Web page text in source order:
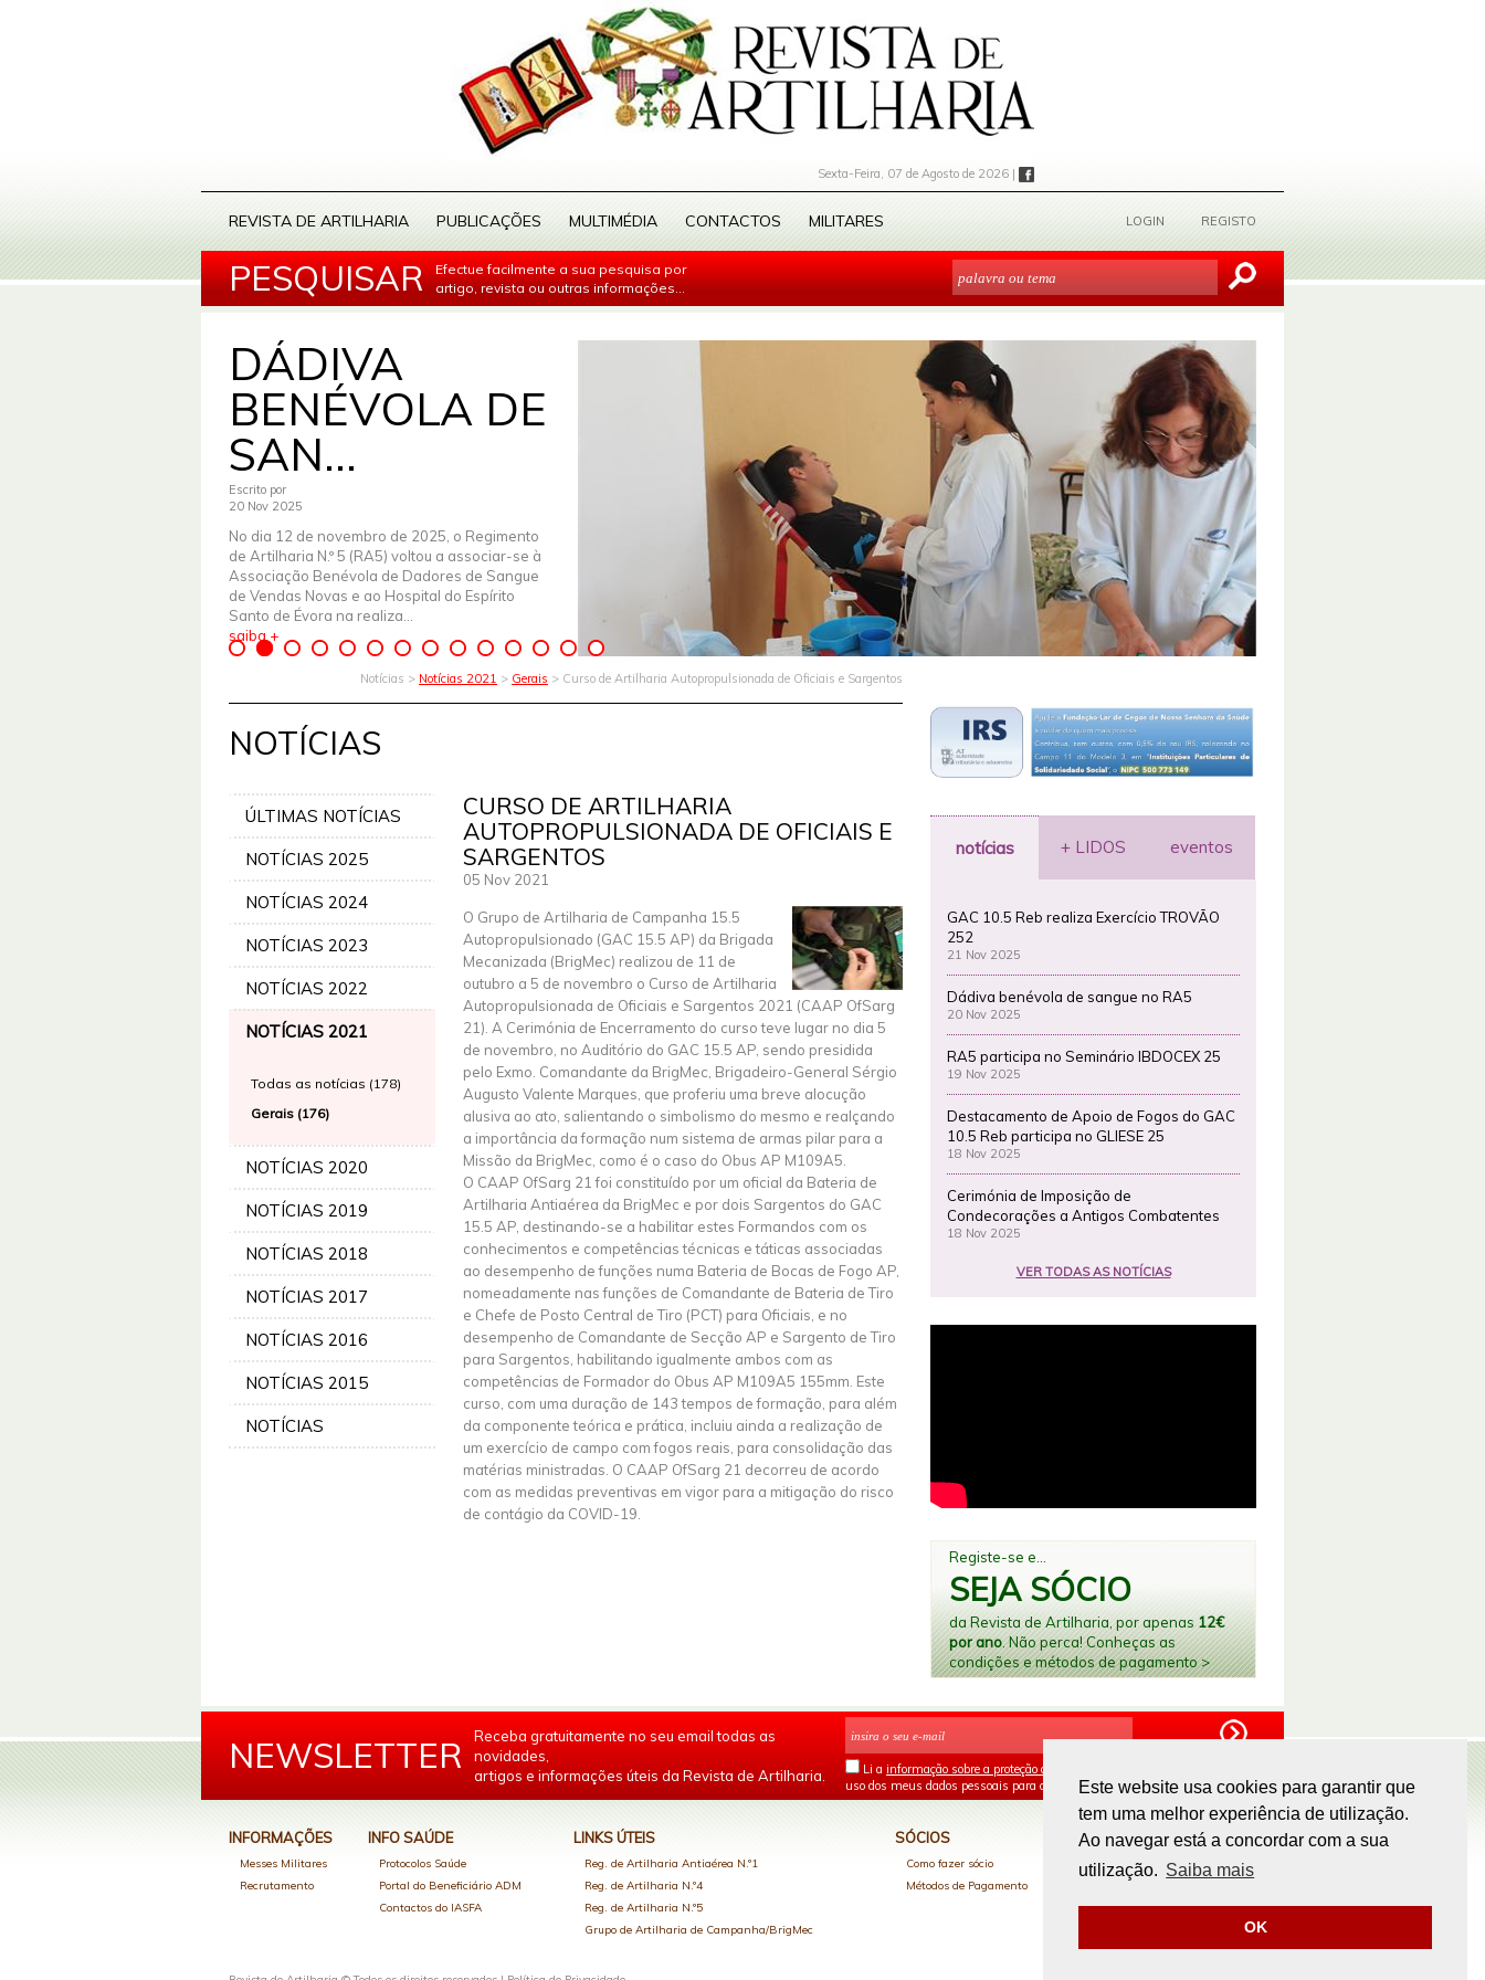
Este website usa cookies para garantir que
tem uma melhor experiência de utilização.
Ao navegar está a concordar com a sua
utilização. Saiba mais
OK
Sexta-Feira, 07 de Agosto de 2026 |
REVISTA DE ARTILHARIA PUBLICAÇÕES MULTIMÉDIA CONTACTOS MILITARES LOGIN REGISTO
PESQUISAR
Efectue facilmente a sua pesquisa por
artigo, revista ou outras informações...
DÁDIVA
BENÉVOLA DE
SAN...
Escrito por
20 Nov 2025
No dia 12 de novembro de 2025, o Regimento
de Artilharia N.º 5 (RA5) voltou a associar-se à
Associação Benévola de Dadores de Sangue
de Vendas Novas e ao Hospital do Espírito
Santo de Évora na realiza...
saiba +
Notícias > Notícias 2021 > Gerais > Curso de Artilharia Autopropulsionada de Oficiais e Sargentos
NOTÍCIAS
ÚLTIMAS NOTÍCIAS
NOTÍCIAS 2025
NOTÍCIAS 2024
NOTÍCIAS 2023
NOTÍCIAS 2022
NOTÍCIAS 2021
Todas as notícias (178)
Gerais (176)
NOTÍCIAS 2020
NOTÍCIAS 2019
NOTÍCIAS 2018
NOTÍCIAS 2017
NOTÍCIAS 2016
NOTÍCIAS 2015
NOTÍCIAS
CURSO DE ARTILHARIA
AUTOPROPULSIONADA DE OFICIAIS E
SARGENTOS
05 Nov 2021
O Grupo de Artilharia de Campanha 15.5
Autopropulsionado (GAC 15.5 AP) da Brigada
Mecanizada (BrigMec) realizou de 11 de
outubro a 5 de novembro o Curso de Artilharia
Autopropulsionada de Oficiais e Sargentos 2021 (CAAP OfSarg
21). A Cerimónia de Encerramento do curso teve lugar no dia 5
de novembro, no Auditório do GAC 15.5 AP, sendo presidida
pelo Exmo. Comandante da BrigMec, Brigadeiro-General Sérgio
Augusto Valente Marques, que proferiu uma breve alocução
alusiva ao ato, salientando o simbolismo do mesmo e realçando
a importância da formação num sistema de armas pilar para a
Missão da BrigMec, como é o caso do Obus AP M109A5.
O CAAP OfSarg 21 foi constituído por um oficial da Bateria de
Artilharia Antiaérea da BrigMec e por dois Sargentos do GAC
15.5 AP, destinando-se a habilitar estes Formandos com os
conhecimentos e competências técnicas e táticas associadas
ao desempenho de funções numa Bateria de Bocas de Fogo AP,
nomeadamente nas funções de Comandante de Bateria de Tiro
e Chefe de Posto Central de Tiro (PCT) para Oficiais, e no
desempenho de Comandante de Secção AP e Sargento de Tiro
para Sargentos, habilitando igualmente ambos com as
competências de Formador do Obus AP M109A5 155mm. Este
curso, com uma duração de 143 tempos de formação, para além
da componente teórica e prática, incluiu ainda a realização de
um exercício de campo com fogos reais, para consolidação das
matérias ministradas. O CAAP OfSarg 21 decorreu de acordo
com as medidas preventivas em vigor para a mitigação do risco
de contágio da COVID-19.
notícias + LIDOS eventos
GAC 10.5 Reb realiza Exercício TROVÃO
252
21 Nov 2025
Dádiva benévola de sangue no RA5
20 Nov 2025
RA5 participa no Seminário IBDOCEX 25
19 Nov 2025
Destacamento de Apoio de Fogos do GAC
10.5 Reb participa no GLIESE 25
18 Nov 2025
Cerimónia de Imposição de
Condecorações a Antigos Combatentes
18 Nov 2025
VER TODAS AS NOTÍCIAS
Registe-se e...
SEJA SÓCIO
da Revista de Artilharia, por apenas 12€
por ano. Não perca! Conheças as
condições e métodos de pagamento >
NEWSLETTER
Receba gratuitamente no seu email todas as
novidades,
artigos e informações úteis da Revista de Artilharia.
Li a informação sobre a proteção de dados
uso dos meus dados pessoais para os fins mencionados.
INFORMAÇÕES
Messes Militares
Recrutamento
INFO SAÚDE
Protocolos Saúde
Portal do Beneficiário ADM
Contactos do IASFA
LINKS ÚTEIS
Reg. de Artilharia Antiaérea N.º1
Reg. de Artilharia N.º4
Reg. de Artilharia N.º5
Grupo de Artilharia de Campanha/BrigMec
SÓCIOS
Como fazer sócio
Métodos de Pagamento
PAGAMENTOS ONLINE